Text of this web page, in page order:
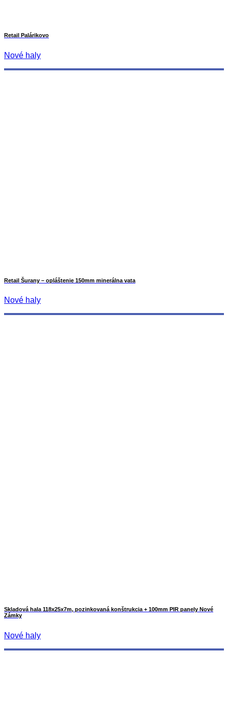
Retail Palárikovo
Nové haly
Retail Šurany – opláštenie 150mm minerálna vata
Nové haly
Skladová hala 118x25x7m, pozinkovaná konštrukcia + 100mm PIR panely Nové
Zámky
Nové haly